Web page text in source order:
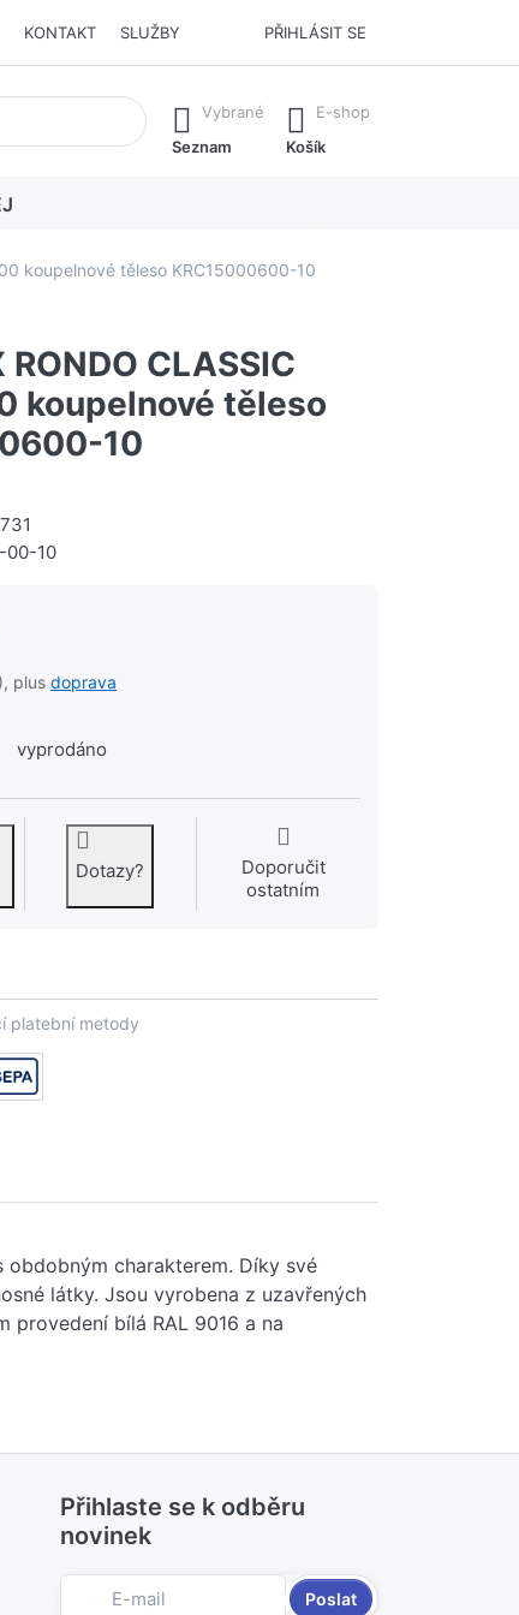
KONTAKT SLUŽBY PŘIHLÁSIT SE
klávesy Enter vyvoláte všechny výsledky.
Vybrané
Seznam
E-shop
Košík
koupelnové těleso KRC15000600-10
RONDO CLASSIC
koupelnové těleso
10
00-10
plus doprava
vyprodáno
Dotazy?
Doporučit
ostatním
platební metody
obdobným charakterem. Díky své
látky. Jsou vyrobena z uzavřených
provedení bílá RAL 9016 a na
Přihlaste se k odběru
novinek
Poslat